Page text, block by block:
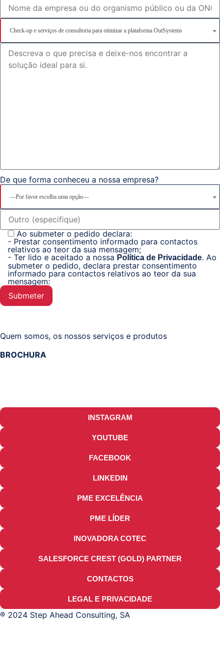
Check-up e serviços de consultoria para otimizar a plataforma OutSystems
De que forma conheceu a nossa empresa?
—Por favor escolha uma opção—
Ao submeter o pedido declara:
- Prestar consentimento informado para contactos
relativos ao teor da sua mensagem;
- Ter lido e aceitado a nossa Política de Privacidade. Ao
submeter o pedido, declara prestar consentimento
informado para contactos relativos ao teor da sua
mensagem:
Quem somos, os nossos serviços e produtos
BROCHURA
INSTAGRAM
YOUTUBE
FACEBOOK
LINKEDIN
PME EXCELÊNCIA
PME LÍDER
INOVADORA COTEC
SALESFORCE CREST (GOLD) PARTNER
CONTACTOS
LEGAL E PRIVACIDADE
® 2024 Step Ahead Consulting, SA